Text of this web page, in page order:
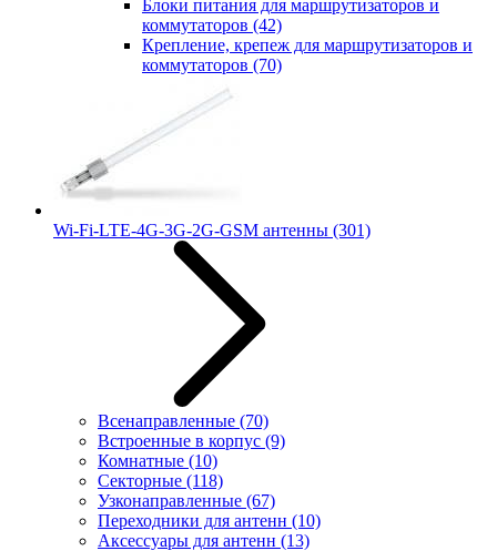
Блоки питания для маршрутизаторов и
коммутаторов (42)
Крепление, крепеж для маршрутизаторов и
коммутаторов (70)
Wi-Fi-LTE-4G-3G-2G-GSM антенны (301)
Всенаправленные (70)
Встроенные в корпус (9)
Комнатные (10)
Секторные (118)
Узконаправленные (67)
Переходники для антенн (10)
Аксессуары для антенн (13)